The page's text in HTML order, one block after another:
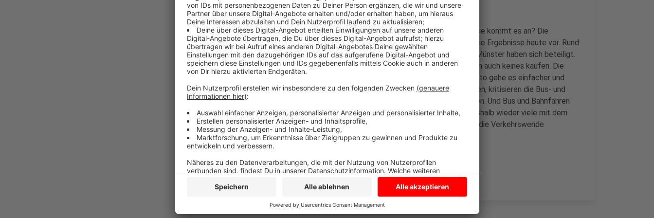
Bis einschließlich August gibt es das günstige Ticket noch. Und wie kommt es an? Die
Gemeinde Senden hat eine Online-Umfrage gestartet und stellt die Ergebnisse heute vor. Rund
160 Menschen aus Senden, Lüdinghausen und der Nachbarstadt Münster haben sich beteiligt.
Über die Hälfte hat kein Neun-Euro-Ticket, viele davon wollen sich auch keines kaufen. Die
Verbindungen mit Bus und Bahn seien zu schlecht und mit dem Auto gehe es einfacher und
schneller zum Ziel. Auch diejenigen, die ein Neun-Euro-Ticket haben, kritisieren die Bus- und
Bahn-Verbindungen. Es koste mehr Zeit als mit dem Auto zu fahren. Und Bus und Bahnfahren
sei ohne das neun-Euro-Ticket zu teuer. Anschließend würden deshalb wieder viele mit dem
Auto fahren. Das Neun-Euro-Ticket soll Menschen entlasten und die Verkehrswende
anschieben.